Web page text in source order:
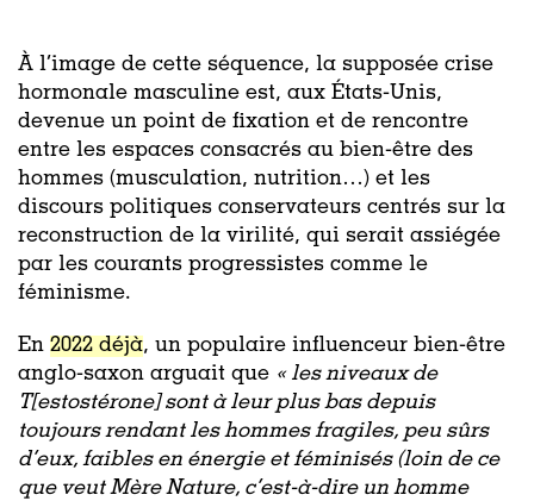
À l’image de cette séquence, la supposée crise
hormonale masculine est, aux États-Unis,
devenue un point de fixation et de rencontre
entre les espaces consacrés au bien-être des
hommes (musculation, nutrition…) et les
discours politiques conservateurs centrés sur la
reconstruction de la virilité, qui serait assiégée
par les courants progressistes comme le
féminisme.
En 2022 déjà, un populaire influenceur bien-être
anglo-saxon arguait que « les niveaux de
T[estostérone] sont à leur plus bas depuis
toujours rendant les hommes fragiles, peu sûrs
d’eux, faibles en énergie et féminisés (loin de ce
que veut Mère Nature, c’est-à-dire un homme